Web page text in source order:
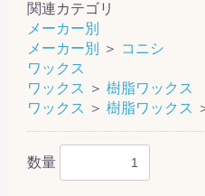
関連カテゴリ
メーカー別
メーカー別
＞ コニシ
ワックス
ワックス ＞ 樹脂ワックス
ワックス ＞ 樹脂ワックス
数量